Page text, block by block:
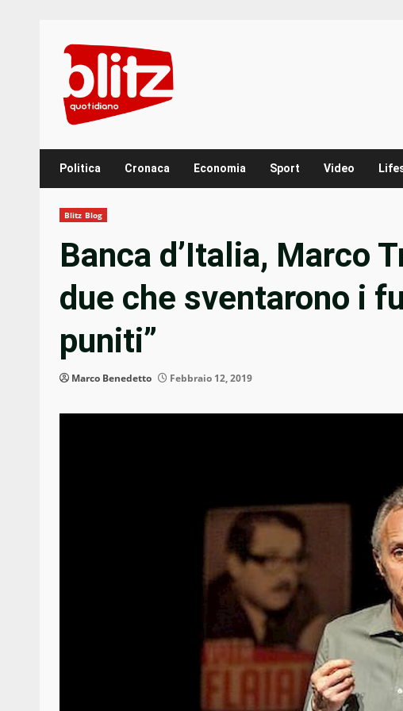
content
Politica Cronaca Economia Sport Video
Blitz Blog
Banca d’Italia, Marco
due che sventarono i
puniti”
Marco Benedetto Febbraio 12, 2019